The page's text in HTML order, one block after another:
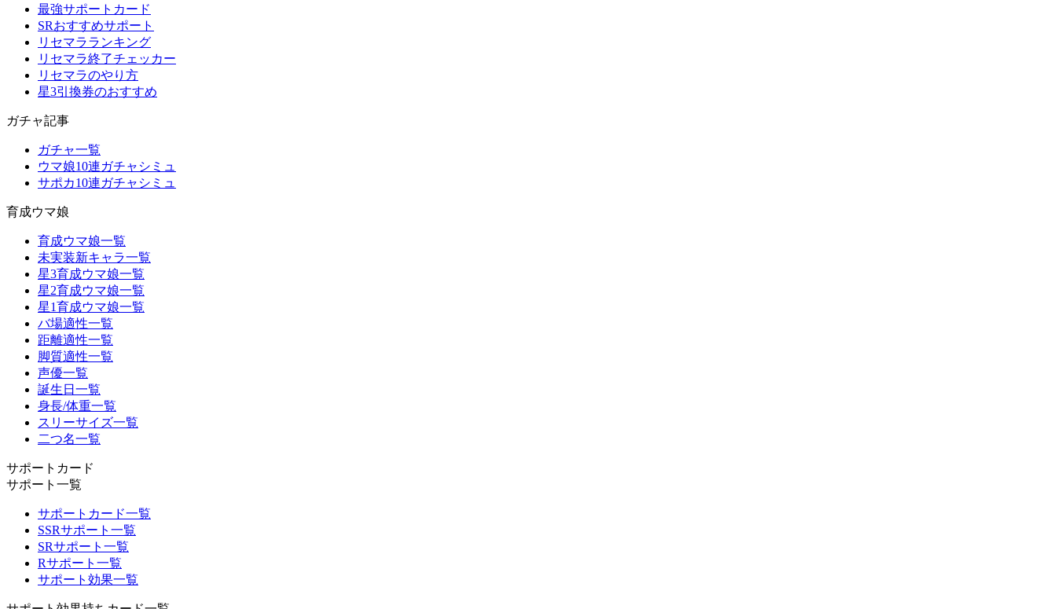
最強サポートカード
SRおすすめサポート
リセマラランキング
リセマラ終了チェッカー
リセマラのやり方
星3引換券のおすすめ
ガチャ記事
ガチャ一覧
ウマ娘10連ガチャシミュ
サポカ10連ガチャシミュ
育成ウマ娘
育成ウマ娘一覧
未実装新キャラ一覧
星3育成ウマ娘一覧
星2育成ウマ娘一覧
星1育成ウマ娘一覧
バ場適性一覧
距離適性一覧
脚質適性一覧
声優一覧
誕生日一覧
身長/体重一覧
スリーサイズ一覧
二つ名一覧
サポートカード
サポート一覧
サポートカード一覧
SSRサポート一覧
SRサポート一覧
Rサポート一覧
サポート効果一覧